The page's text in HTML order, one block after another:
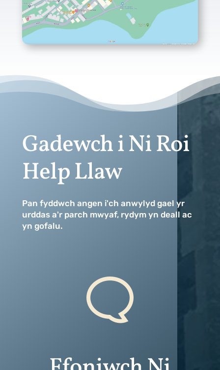
Gadewch i Ni Roi
Help Llaw
Pan fyddwch angen i'ch anwylyd gael yr
urddas a'r parch mwyaf, rydym yn deall ac
yn gofalu.